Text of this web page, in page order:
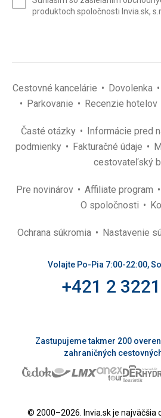
(povinné)
produktoch spoločnosti Invia.sk,
Cestovné kancelárie Dovolenka
Parkovanie
Recenzie hotelov
Časté otázky Informácie pred
podmienky
Fakturačné údaje
cestovateľský
Pre novinárov Affiliate program
O spoločnosti
Ochrana súkromia Nastavenie
Volajte Po-Pia 7:00-22:00,
+421 2
Zastupujeme takmer 200
zahraničných
© 2000–2026. Invia.sk je najväčšia